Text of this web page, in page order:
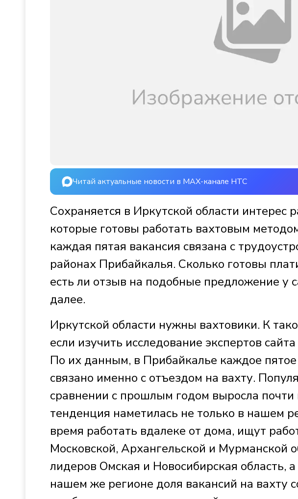
Читай актуальные новости в MAX-канале НТС
Сохраняется в Иркутской области интерес
которые готовы работать вахтовым
каждая пятая вакансия связана с
районах Прибайкалья. Сколько готовы
есть ли отзыв на подобные предложение у
далее.
Иркутской области нужны вахтовики. К
если изучить исследование экспертов
По их данным, в Прибайкалье каждое
связано именно с отъездом на вахту.
сравнении с прошлым годом выросла почти
тенденция наметилась не только в нашем
время работать вдалеке от дома, ищут
Московской, Архангельской и Мурманской
лидеров Омская и Новосибирская область,
нашем же регионе доля вакансий на вахту